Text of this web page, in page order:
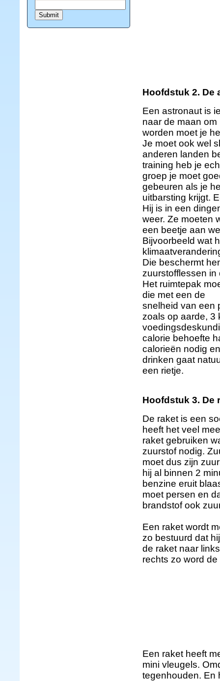
Hoofdstuk 2. De
Een astronaut is
naar de maan
worden moet je
Je moet ook wel
anderen landen
training heb je
groep je moet
gebeuren als je
uitbarsting krijgt.
Hij is in een
weer. Ze moeten
een beetje aan
Bijvoorbeeld wat
Die beschermt
zuurstofflessen in
Het ruimtepak
die met een de
snelheid van een
zoals op aarde, 3
calorie behoefte
calorieën nodig
drinken gaat
een rietje.
Hoofdstuk 3. De
De raket is een
heeft het veel
raket gebruiken
zuurstof nodig.
moet dus zijn
hij al binnen 2
benzine eruit
moet persen en
brandstof ook
Een raket wordt
zo bestuurd dat
de raket naar
rechts zo word
Een raket heeft
mini vleugels.
tegenhouden. En